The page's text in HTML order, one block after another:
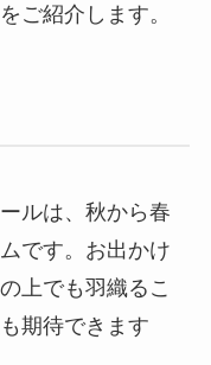
ご紹介します。
ルは、秋から春
です。お出かけ
上でも羽織るこ
期待できます